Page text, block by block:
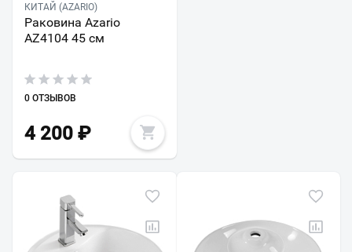
КИТАЙ (AZARIO)
Раковина Azario
AZ4104 45 см
0 ОТЗЫВОВ
4 200 ₽